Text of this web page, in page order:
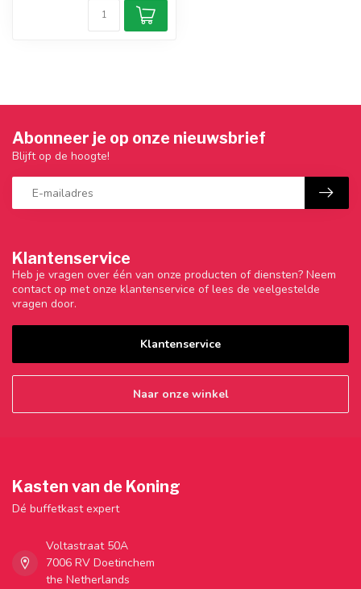
Klantenservice
Heb je vragen over één van onze producten of diensten? Neem
contact op met onze klantenservice of lees de veelgestelde
vragen door.
Klantenservice
Naar onze winkel
Abonneer je op onze nieuwsbrief
Blijft op de hoogte!
Kasten van de Koning
Dé buffetkast expert
Voltastraat 50A
7006 RV Doetinchem
the Netherlands